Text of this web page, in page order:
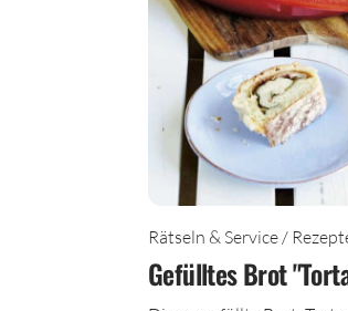
Rätseln & Service /
Gefülltes Brot